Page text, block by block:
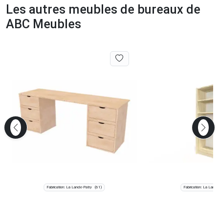
Les autres meubles de bureaux de
ABC Meubles
Fabrication: La Lande-Patry (61) Fabrication: La